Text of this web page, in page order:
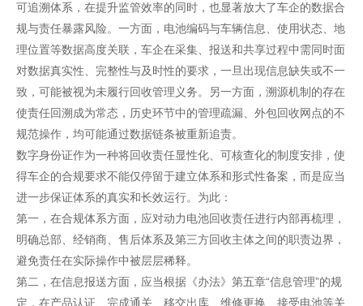
可追溯体系，在提升监管效率的同时，也显著放大了车企的数据合
规与责任暴露风险。一方面，电池编码与车辆信息、使用状态、地
理位置等数据高度关联，车企在采集、报送和共享过程中需同时面
对数据真实性、完整性与及时性的要求，一旦出现信息缺失或不一
致，可能被视为未履行回收管理义务。另一方面，溯源机制的存在
使责任回溯成为常态，历史环节中的管理疏漏、外包回收网点的不
规范操作，均可能通过数据链条被重新追责。
数字身份证作为一种将回收责任显性化、可核查化的制度安排，使
得车企的合规要求不能仅停留于建立体系和形式性备案，而是应当
进一步保证体系的真实和长效运行。为此：
第一，在合规体系方面，应对动力电池回收责任进行内部再梳理，
明确总部、经销商、售后体系及第三方回收主体之间的职责边界，
避免责任在实际操作中被层层稀释。
第二，在信息报送方面，应当根据《办法》第五章“信息管理”的规
定，在产品认证、完成通关、移交出库、维修更换、接受电池等关